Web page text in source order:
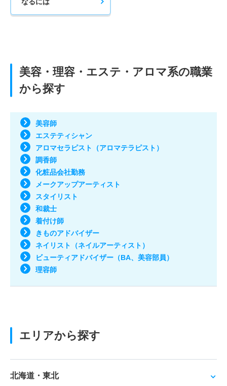
美容・理容・エステ・アロマ系の職業
から探す
美容師
エステティシャン
アロマセラピスト（アロマテラピスト）
調香師
化粧品会社勤務
メークアップアーティスト
スタイリスト
和裁士
着付け師
きものアドバイザー
ネイリスト（ネイルアーティスト）
ビューティアドバイザー（BA、美容部員）
理容師
エリアから探す
北海道・東北